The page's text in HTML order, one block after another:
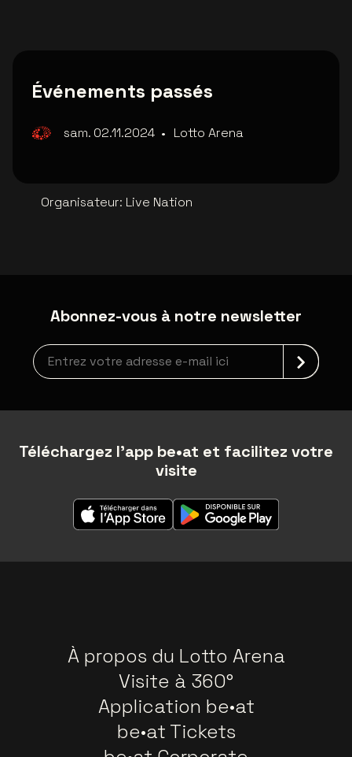
Événements passés
sam. 02.11.2024 • Lotto Arena
Organisateur: Live Nation
Abonnez-vous à notre newsletter
Inscription à la newsletter
Téléchargez l'app be•at et facilitez votre
visite
À propos du Lotto Arena
Visite à 360°
Application be•at
be•at Tickets